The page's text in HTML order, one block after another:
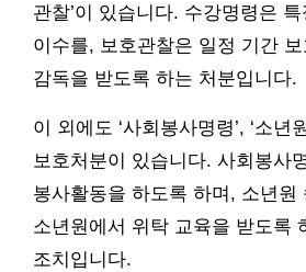
관찰’이 있습니다. 수강명령은
이수를, 보호관찰은 일정 기간
감독을 받도록 하는 처분입니다.
이 외에도 ‘사회봉사명령’, ‘소년
보호처분이 있습니다. 사회봉사
봉사활동을 하도록 하며, 소년원
소년원에서 위탁 교육을 받도록
조치입니다.